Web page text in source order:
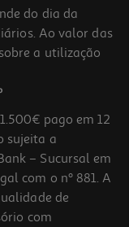
do dia da
Ao valor das
a utilização
pago em 12
sujeita a
– Sucursal em
com o nº 881. A
de
com